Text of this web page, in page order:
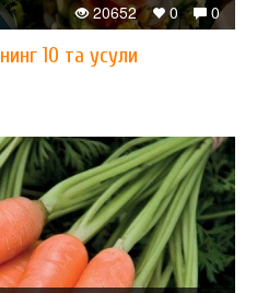
0
0
20652
10 та усули